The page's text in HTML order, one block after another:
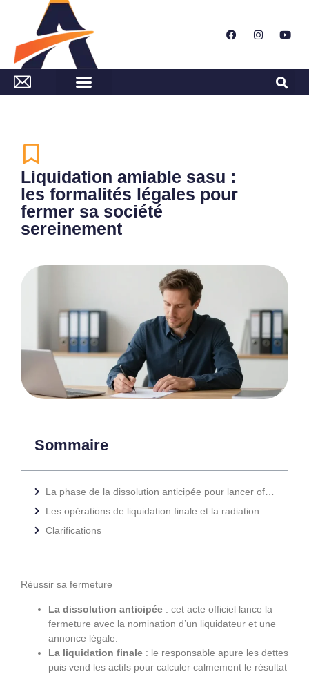
Liquidation amiable sasu :
les formalités légales pour
fermer sa société
sereinement
Sommaire
Clarifications
Réussir sa fermeture
La dissolution anticipée : cet acte officiel lance la
fermeture avec la nomination d’un liquidateur et une
annonce légale.
La liquidation finale : le responsable apure les dettes
puis vend les actifs pour calculer calmement le résultat